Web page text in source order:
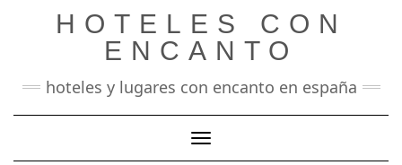
HOTELES CON
ENCANTO
hoteles y lugares con encanto en españa
Cambiar modo de navegación